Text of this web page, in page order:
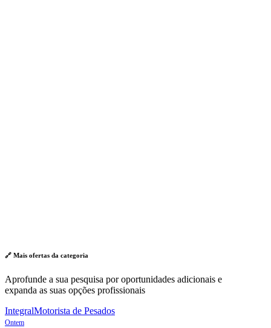
🔗 Mais ofertas da categoria
Aprofunde a sua pesquisa por oportunidades adicionais e
expanda as suas opções profissionais
IntegralMotorista de Pesados
Ontem